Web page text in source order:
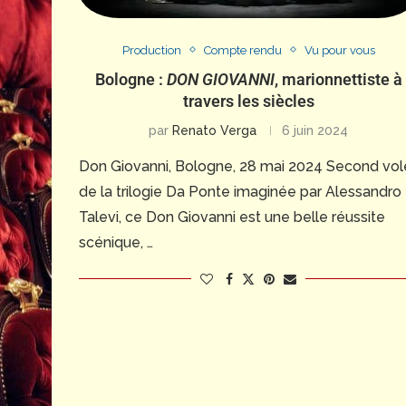
Production Compte rendu Vu pour vous
Bologne : DON GIOVANNI, marionnettiste à
travers les siècles
par Renato Verga 6 juin 2024
Don Giovanni, Bologne, 28 mai 2024 Second
de la trilogie Da Ponte imaginée par Alessandro
Talevi, ce Don Giovanni est une belle réussite
scénique, …